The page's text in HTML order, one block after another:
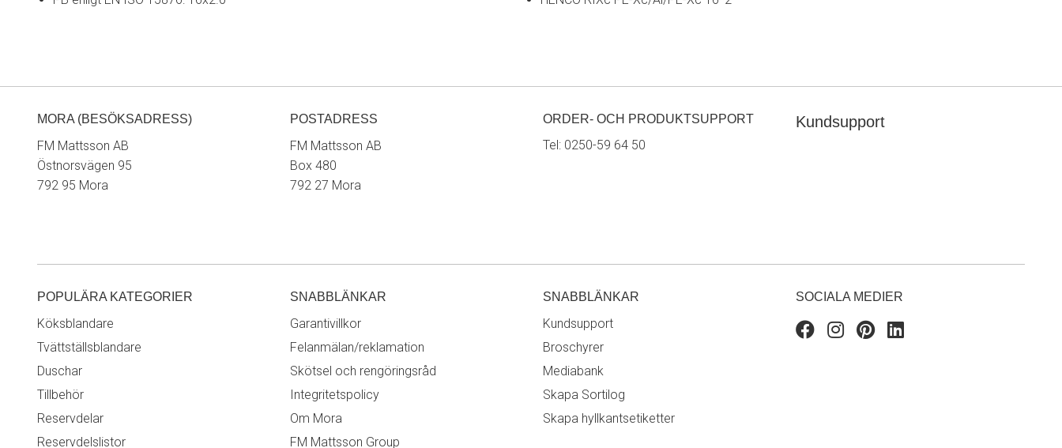
MORA (BESÖKSADRESS)
FM Mattsson AB
Östnorsvägen 95
792 95 Mora
POSTADRESS
FM Mattsson AB
Box 480
792 27 Mora
ORDER- OCH PRODUKTSUPPORT
Tel: 0250-59 64 50
Kundsupport
POPULÄRA KATEGORIER
Köksblandare
Tvättställsblandare
Duschar
Tillbehör
Reservdelar
Reservdelslistor
SNABBLÄNKAR
Garantivillkor
Felanmälan/reklamation
Skötsel och rengöringsråd
Integritetspolicy
Om Mora
FM Mattsson Group
SNABBLÄNKAR
Kundsupport
Broschyrer
Mediabank
Skapa Sortilog
Skapa hyllkantsetiketter
SOCIALA MEDIER
FacebookInstagram
Pinterest